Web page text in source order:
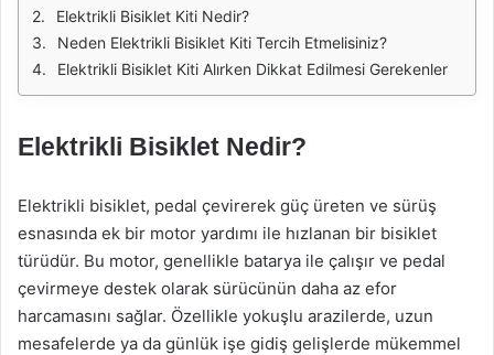
Elektrikli Bisiklet Kiti Nedir?
Neden Elektrikli Bisiklet Kiti Tercih Etmelisiniz?
Elektrikli Bisiklet Kiti Alırken Dikkat Edilmesi Gerekenler
Elektrikli Bisiklet Nedir?
Elektrikli bisiklet, pedal çevirerek güç üreten ve sürüş
esnasında ek bir motor yardımı ile hızlanan bir bisiklet
türüdür. Bu motor, genellikle batarya ile çalışır ve pedal
çevirmeye destek olarak sürücünün daha az efor
harcamasını sağlar. Özellikle yokuşlu arazilerde, uzun
mesafelerde ya da günlük işe gidiş gelişlerde mükemmel